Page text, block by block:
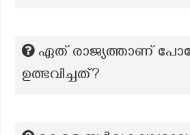
ഏത് രാജ്യത്താണ്
ഉത്ഭവിച്ചത്?